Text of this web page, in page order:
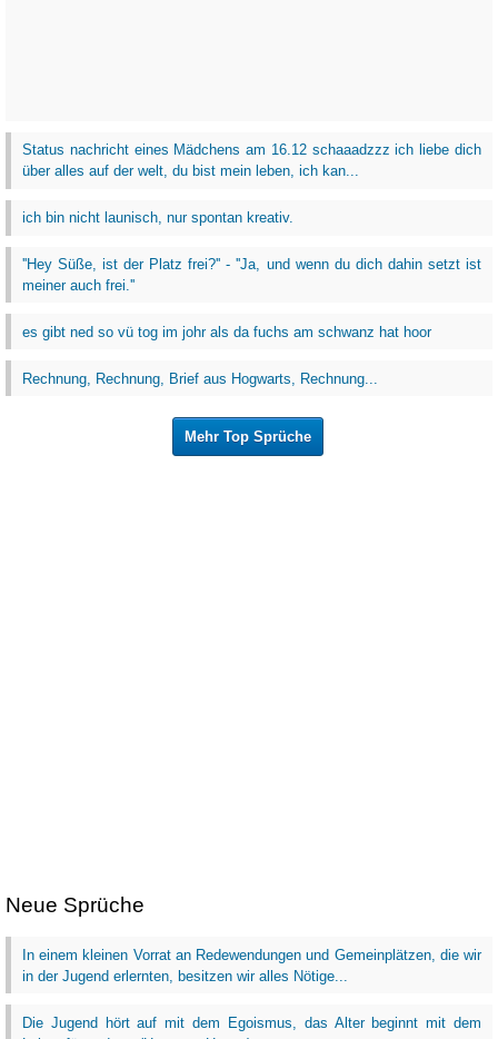
Status nachricht eines Mädchens am 16.12 schaaadzzz ich liebe dich
über alles auf der welt, du bist mein leben, ich kan...
ich bin nicht launisch, nur spontan kreativ.
''Hey Süße, ist der Platz frei?'' - ''Ja, und wenn du dich dahin setzt ist
meiner auch frei.''
es gibt ned so vü tog im johr als da fuchs am schwanz hat hoor
Rechnung, Rechnung, Brief aus Hogwarts, Rechnung...
Mehr Top Sprüche
Neue Sprüche
In einem kleinen Vorrat an Redewendungen und Gemeinplätzen, die wir
in der Jugend erlernten, besitzen wir alles Nötige...
Die Jugend hört auf mit dem Egoismus, das Alter beginnt mit dem